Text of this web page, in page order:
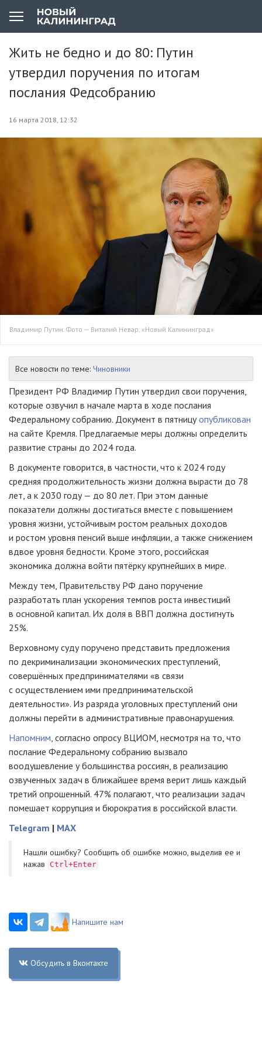
Жить не бедно и до 80: Путин
утвердил поручения по итогам
послания Федсобранию
16 марта 2018, 12:32
Владимир Путин. Фото — Виталий Невар, «Новый Калининград»
Все новости по теме: Чиновники
Президент РФ Владимир Путин утвердил свои поручения,
которые озвучил в начале марта в ходе послания
Федеральному собранию. Документ в пятницуопубликован
на сайте Кремля. Предлагаемые меры должны определить
развитие страны до 2024 года.
В документе говорится, в частности, что к 2024 году
средняя продолжительность жизни должна вырасти до 78
лет, а к 2030 году — до 80 лет. При этом данные
показатели должны достигаться вместе с повышением
уровня жизни, устойчивым ростом реальных доходов
и ростом уровня пенсий выше инфляции, а также снижением
вдвое уровня бедности. Кроме этого, российская
экономика должна войти пятёрку крупнейших в мире.
Между тем, Правительству РФ дано поручение
разработать план ускорения темпов роста инвестиций
в основной капитал. Их доля в ВВП должна достигнуть
25%.
Верховному суду поручено представить предложения
по декриминализации экономических преступлений,
совершённых предпринимателями «в связи
с осуществлением ими предпринимательской
деятельности». Из разряда уголовных преступлений они
должны перейти в административные правонарушения.
Напомним, согласно опросу ВЦИОМ, несмотря на то, что
послание Федеральному собранию вызвало
воодушевление у большинства россиян, в реализацию
озвученных задач в ближайшее время верит лишь каждый
третий опрошенный. 47% полагают, что реализации задач
помешает коррупция и бюрократия в российской власти.
Telegram | MAX
Нашли ошибку? Cообщить об ошибке можно, выделив ее и
нажав
Ctrl+Enter
Напишите нам
Обсудить в Вконтакте